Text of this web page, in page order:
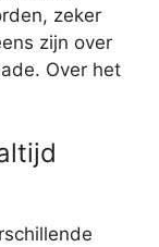
zeker
zijn over
Over het